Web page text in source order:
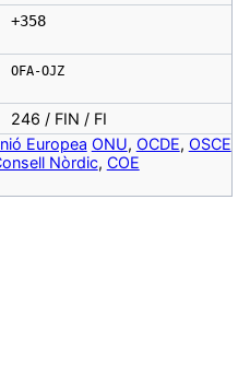
+358
OFA-OJZ
246 / FIN / FI
Europea ONU, OCDE, OSCE
Nòrdic, COE